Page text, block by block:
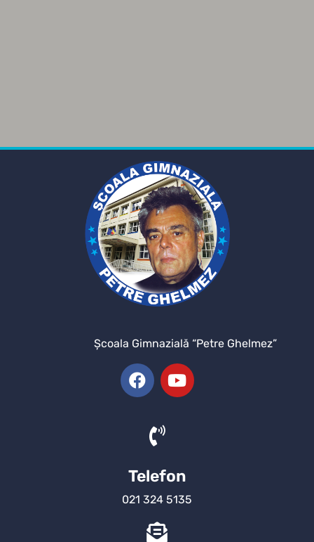
Şcoala Gimnazială “Petre Ghelmez”
Telefon
021 324 5135